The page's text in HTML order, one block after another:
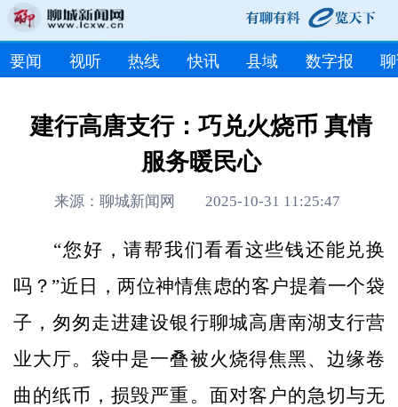
要闻 视听 热线 快讯 县域 数字报
建行高唐支行：巧兑火烧币 真情
服务暖民心
来源：聊城新闻网 2025-10-31 11:25:47
“您好，请帮我们看看这些钱还能兑换
吗？”近日，两位神情焦虑的客户提着一个袋
子，匆匆走进建设银行聊城高唐南湖支行营
业大厅。袋中是一叠被火烧得焦黑、边缘卷
曲的纸币，损毁严重。面对客户的急切与无